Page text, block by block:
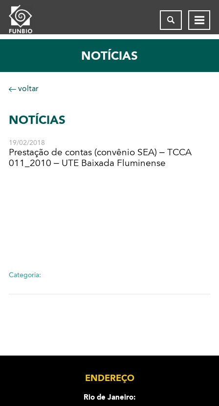
NOTÍCIAS
voltar
NOTÍCIAS
19/02/2018
Prestação de contas (convênio SEA) – TCCA
011_2010 – UTE Baixada Fluminense
Categoria:
ENDEREÇO
Rio de Janeiro: